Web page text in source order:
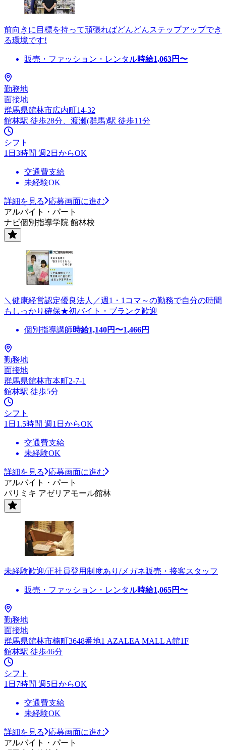
前向きに目標を持って頑張ればどんどんステップアップでき
る環境です!
販売・ファッション・レンタル時給1,063円〜
勤務地
面接地
群馬県館林市広内町14-32
館林駅 徒歩28分、渡瀬(群馬)駅 徒歩11分
シフト
1日3時間 週2日からOK
交通費支給
未経験OK
詳細を見る
応募画面に進む
アルバイト・パート
ナビ個別指導学院 館林校
＼健康経営認定優良法人／週1・1コマ～の勤務で自分の時間
もしっかり確保★初バイト・ブランク歓迎
個別指導講師時給1,140円〜1,466円
勤務地
面接地
群馬県館林市本町2-7-1
館林駅 徒歩5分
シフト
1日1.5時間 週1日からOK
交通費支給
未経験OK
詳細を見る
応募画面に進む
アルバイト・パート
パリミキ アゼリアモール館林
未経験歓迎/正社員登用制度あり/メガネ販売・接客スタッフ
販売・ファッション・レンタル時給1,065円〜
勤務地
面接地
群馬県館林市楠町3648番地1 AZALEA MALL A館1F
館林駅 徒歩46分
シフト
1日7時間 週5日からOK
交通費支給
未経験OK
詳細を見る
応募画面に進む
アルバイト・パート